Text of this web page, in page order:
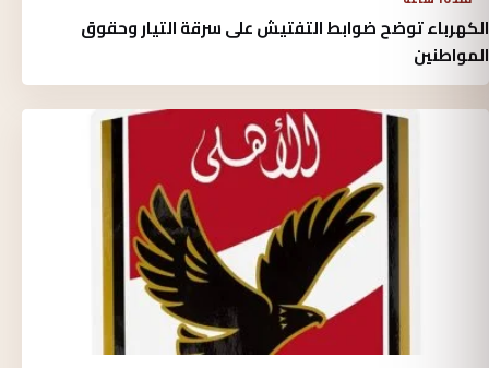
الكهرباء توضح ضوابط التفتيش على سرقة التيار وحقوق
المواطنين